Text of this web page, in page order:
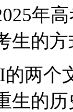
年
生的
两个
生的